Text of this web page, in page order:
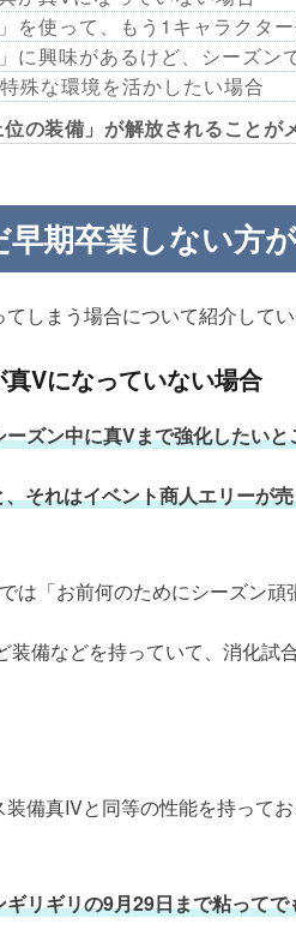
を使って、もう1キャラクタ
に興味があるけど、シーズン
殊な環境を活かしたい場合
の装備」が解放されることが
早期卒業しない方
しまう場合について紹介してい
Vになっていない場合
ズン中に真Vまで強化したいと
それはイベント商人エリーが
は「お前何のためにシーズン頑
装備などを持っていて、消化試
装備真IVと同等の性能を持って
リギリの9月29日まで粘って